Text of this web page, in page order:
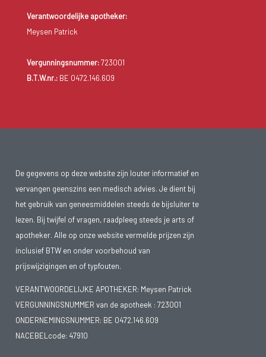
Verantwoordelijke apotheker:
Meysen Patrick
Vergunningsnummer:723001
B.T.W.nr.:BE 0472.146.609
De gegevens op deze website zijn louter informatief en
vervangen geenszins een medisch advies. Je dient bij
het gebruik van geneesmiddelen steeds de bijsluiter te
lezen. Bij twijfel of vragen, raadpleeg steeds je arts of
apotheker. Alle op onze website vermelde prijzen zijn
inclusief BTW en onder voorbehoud van
prijswijzigingen en of typfouten.
VERANTWOORDELIJKE APOTHEKER: Meysen Patrick
VERGUNNINGSNUMMER van de apotheek : 723001
ONDERNEMINGSNUMMER: BE 0472.146.609
NACEBELcode: 47910